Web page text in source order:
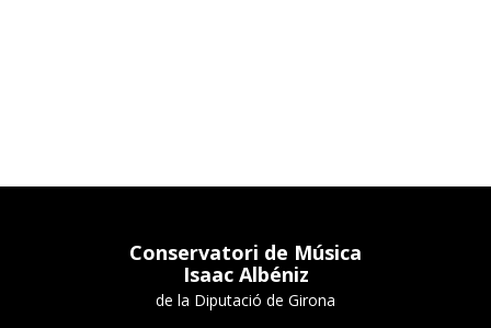
Conservatori de Música
Isaac Albéniz
de la Diputació de Girona